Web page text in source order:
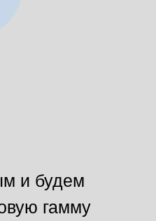
и будем
гамму